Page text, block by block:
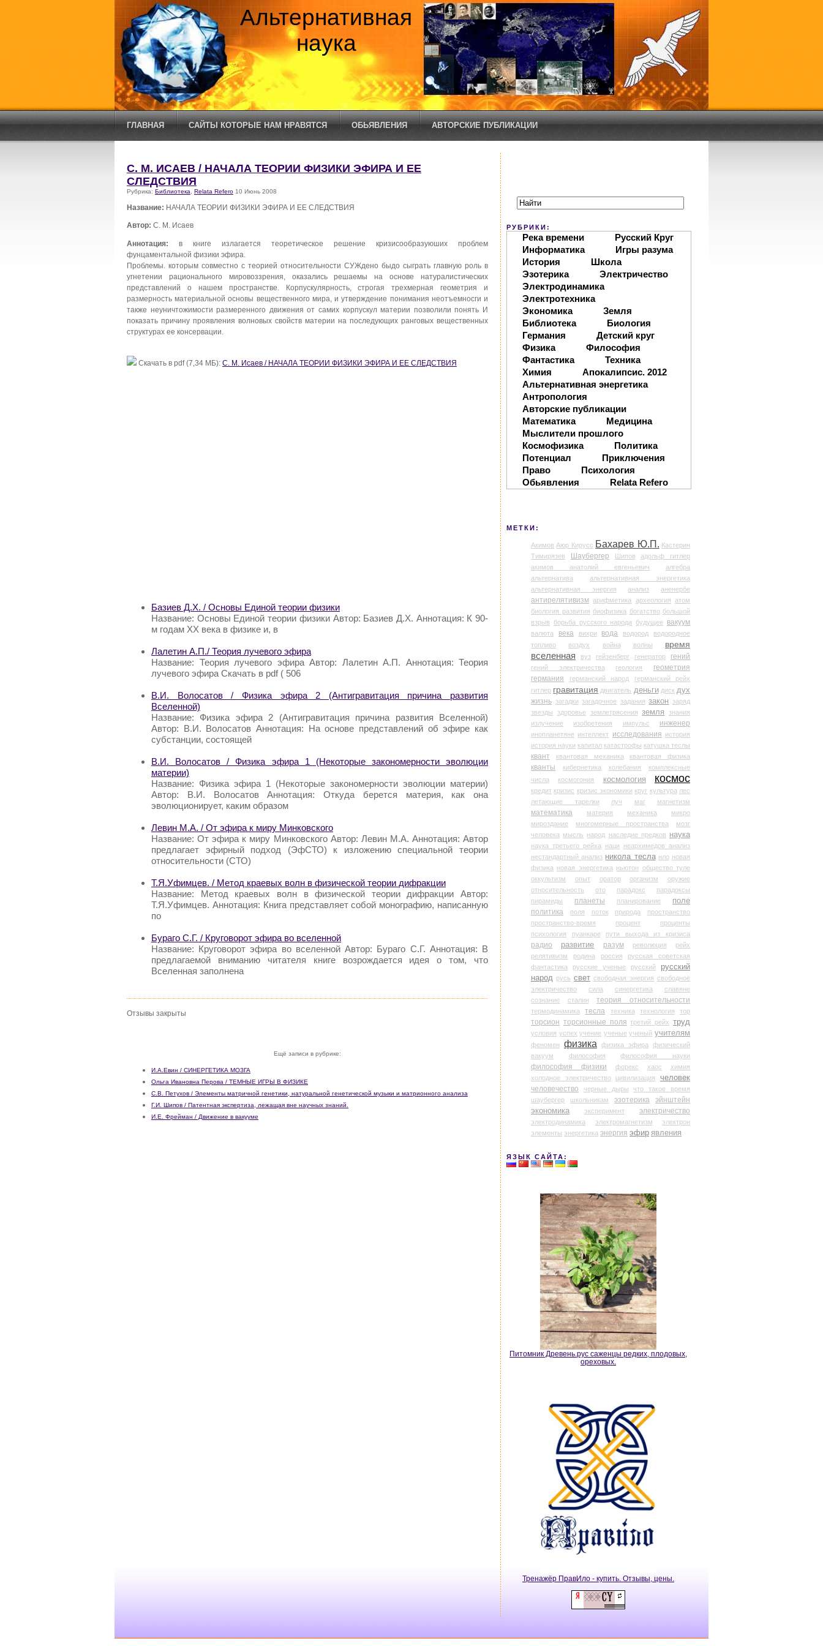
Альтернативная
наука
ГЛАВНАЯ САЙТЫ КОТОРЫЕ НАМ НРАВЯТСЯ ОБЬЯВЛЕНИЯ АВТОРСКИЕ ПУБЛИКАЦИИ
С. М. ИСАЕВ / НАЧАЛА ТЕОРИИ ФИЗИКИ ЭФИРА И ЕЕ
СЛЕДСТВИЯ
Рубрика: Библиотека Relata Refero 10 Июнь 2008
Название: НАЧАЛА ТЕОРИИ ФИЗИКИ ЭФИРА И ЕЕ СЛЕДСТВИЯ
Автор: С. М. Исаев
Аннотация: в книге излагается теоретическое решение кризисообразуюших проблем
фунцаментальной физики эфира.
Проблемы. которым совместно с теорией относительности СУЖдено быдо сыграть главную роль в
угнетении рационального мировоззрения, оказались решаемы на основе натуралистических
представлений о нашем пространстве. Корпускулярность, строгая трехмерная геометрия и
размерность материальной основы вещественного мира, и утверждение понимания неотъемносги и
также неуничтожимости размеренного движения от самих корпускул материи позволили понять И
показать причину проявления волновых свойств материи на последующих ранговых вещественных
структурах ее консервации.
Скачать в pdf (7,34 МБ): С. М. Исаев / НАЧАЛА ТЕОРИИ ФИЗИКИ ЭФИРА И ЕЕ СЛЕДСТВИЯ
Базиев Д.Х. / Основы Единой теории физики
Название: Основы Единой теории физики Автор: Базиев Д.Х. Аннотация: К 90-
м годам ХХ века в физике и, в
Лалетин А.П./ Теория лучевого эфира
Название: Теория лучевого эфира Автор: Лалетин А.П. Аннотация: Теория
лучевого эфира Скачать в pdf ( 506
В.И. Волосатов / Физика эфира 2 (Антигравитация причина развития
Вселенной)
Название: Физика эфира 2 (Антигравитация причина развития Вселенной)
Автор: В.И. Волосатов Аннотация: На основе представлений об эфире как
субстанции, состоящей
В.И. Волосатов / Физика эфира 1 (Некоторые закономерности эволюции
материи)
Название: Физика эфира 1 (Некоторые закономерности эволюции материи)
Автор: В.И. Волосатов Аннотация: Откуда берется материя, как она
эволюционирует, каким образом
Левин М.А. / От эфира к миру Минковского
Название: От эфира к миру Минковского Автор: Левин М.А. Аннотация: Автор
предлагает эфирный подход (ЭфСТО) к изложению специальной теории
относительности (СТО)
Т.Я.Уфимцев. / Метод краевых волн в физической теории дифракции
Название: Метод краевых волн в физической теории дифракции Автор:
Т.Я.Уфимцев. Аннотация: Книга представляет собой монографию, написанную
по
Бураго С.Г. / Круговорот эфира во вселенной
Название: Круговорот эфира во вселенной Автор: Бураго С.Г. Аннотация: В
предлагаемой вниманию читателя книге возрождается идея о том, что
Вселенная заполнена
Отзывы закрыты
Ещё записи в рубрике:
И.А.Евин / СИНЕРГЕТИКА МОЗГА
Ольга Ивановна Перова / ТЕМНЫЕ ИГРЫ В ФИЗИКЕ
С.В. Петухов / Элементы матричной генетики, натуральной генетической музыки и матрионного анализа
Г.И. Шипов / Патентная экспертиза, лежащая вне научных знаний.
И.Е. Фрейман / Движение в вакууме
РУБРИКИ:
Река времени
Русский Круг
Информатика
Игры разума
История
Школа
Эзотерика
Электричество
Электродинамика
Электротехника
Экономика
Земля
Библиотека
Биология
Германия
Детский круг
Физика
Философия
Фантастика
Техника
Химия
Апокалипсис. 2012
Альтернативная энергетика
Антропология
Авторские публикации
Математика
Медицина
Мыслители прошлого
Космофизика
Политика
Потенциал
Приключения
Право
Психология
Обьявления
Relata Refero
МЕТКИ:
Акимов Аюр Кирусс Бахарев Ю.П. Кастерин
Тимирязев
Шаубергер Шипов
адольф гитлер
акимов анатолий евгеньевич
алгебра
альтернатива
альтернативная энергетика
альтернативная энергия
анализ аненербе
антирелятивизм арифметика археология атом
биология развития биофизика богатство большой
взрыв
борьба русского народа будущее вакуум
валюта века вихри вода водород
водородное
топливо
воздух война волны
время
вселенная
вуз гейзенберг генератор гений
гений электричества геология
геометрия
германия
германский народ
германский рейх
гитлер гравитация двигатель деньги диск дух
жизнь загадки загадочное задания закон заряд
звезды
здоровье землетрясения земля
знания
излучение
изобретения импульс инженер
инопланетяне интеллект исследования история
история науки капитал катастрофы катушка теслы
квант квантовая механика квантовая физика
кванты кибернетика колебания
комплексные
числа
космогония космология космос
кредит кризис кризис экономики круг культура лес
летающие тарелки
луч маг магнетизм
математика материя механика
микро
мироздание
многомерные пространства
мозг
человека мысль народ наследие предков наука
наука третьего рейха наци
неархимедов анализ
нестандартный анализ никола тесла нло новая
физика новая энергетика ньютон общество туле
оккультизм
опыт оратор организм
оружие
относительность
ото парадокс
парадоксы
пирамиды
планеты планирование
поле
политика
поля поток природа
пространство
пространство-время
процент
проценты
психология
пуанкаре пути выхода из кризиса
радио развитие разум революция
рейх
релятивизм
родина россия
русская советская
фантастика
русские ученые русский
русский
народ русь свет свободная энергия свободное
электричество
сила синергетика
славяне
сознание
сталин теория относительности
термодинамика тесла техника технология тор
торсион торсионные поля третий рейх труд
условия успех учение ученые ученый учителям
феномен физика физика эфира
физический
вакуум
философия философия науки
философия физики форекс хаос
химия
холодное электричество
цивилизация человек
человечество черные дыры
что такое время
шаубергер
школьникам эзотерика
эйнштейн
экономика
эксперимент электричество
электродинамика электромагнетизм
электрон
элементы энергетика энергия эфир явления
ЯЗЫК САЙТА:
Питомник Древень.рус саженцы редких, плодовых,
ореховых.
Тренажёр ПравИло - купить. Отзывы, цены.